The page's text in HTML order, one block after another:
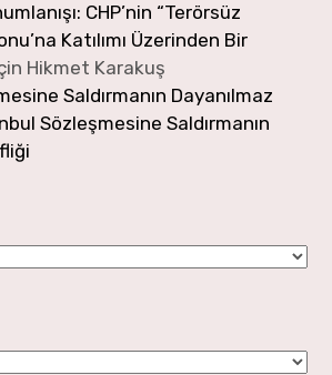
CHP’nin “Terörsüz
Katılımı Üzerinden Bir
Hikmet Karakuş
Saldırmanın Dayanılmaz
Sözleşmesine Saldırmanın